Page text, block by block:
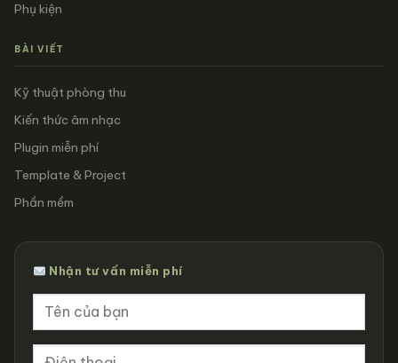
Phụ kiện
BÀI VIẾT
Kỹ thuật phòng thu
Kiến thức âm nhạc
Plugin miễn phí
Template & Project
Phần mềm
Nhận tư vấn miễn phí